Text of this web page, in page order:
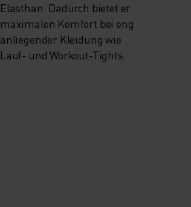
Elasthan. Dadurch bietet er
maximalen Komfort bei eng
anliegender Kleidung wie
Lauf- und Workout-Tights.